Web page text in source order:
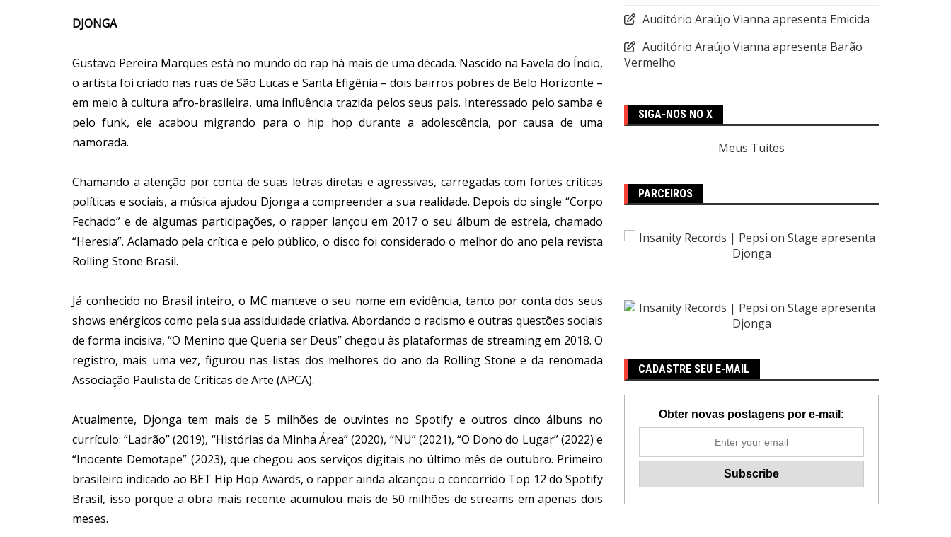
DJONGA
Gustavo Pereira Marques está no mundo do rap há mais de uma década. Nascido na Favela do Índio,
o artista foi criado nas ruas de São Lucas e Santa Efigênia – dois bairros pobres de Belo Horizonte –
em meio à cultura afro-brasileira, uma influência trazida pelos seus pais. Interessado pelo samba e
pelo funk, ele acabou migrando para o hip hop durante a adolescência, por causa de uma
namorada.
Chamando a atenção por conta de suas letras diretas e agressivas, carregadas com fortes críticas
políticas e sociais, a música ajudou Djonga a compreender a sua realidade. Depois do single “Corpo
Fechado” e de algumas participações, o rapper lançou em 2017 o seu álbum de estreia, chamado
“Heresia”. Aclamado pela crítica e pelo público, o disco foi considerado o melhor do ano pela revista
Rolling Stone Brasil.
Já conhecido no Brasil inteiro, o MC manteve o seu nome em evidência, tanto por conta dos seus
shows enérgicos como pela sua assiduidade criativa. Abordando o racismo e outras questões sociais
de forma incisiva, “O Menino que Queria ser Deus” chegou às plataformas de streaming em 2018. O
registro, mais uma vez, figurou nas listas dos melhores do ano da Rolling Stone e da renomada
Associação Paulista de Críticas de Arte (APCA).
Atualmente, Djonga tem mais de 5 milhões de ouvintes no Spotify e outros cinco álbuns no
currículo: “Ladrão” (2019), “Histórias da Minha Área” (2020), “NU” (2021), “O Dono do Lugar” (2022) e
“Inocente Demotape” (2023), que chegou aos serviços digitais no último mês de outubro. Primeiro
brasileiro indicado ao BET Hip Hop Awards, o rapper ainda alcançou o concorrido Top 12 do Spotify
Brasil, isso porque a obra mais recente acumulou mais de 50 milhões de streams em apenas dois
meses.
Auditório Araújo Vianna apresenta Emicida
Auditório Araújo Vianna apresenta Barão
Vermelho
SIGA-NOS NO X
Meus Tuítes
PARCEIROS
CADASTRE SEU E-MAIL
Obter novas postagens por e-mail: